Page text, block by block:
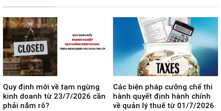
Quy định mới về tạm ngừng
kinh doanh từ 23/7/2026 cần
phải nắm rõ?
Các biện pháp cưỡng chế thi
hành quyết định hành chính
về quản lý thuế từ 01/7/2026